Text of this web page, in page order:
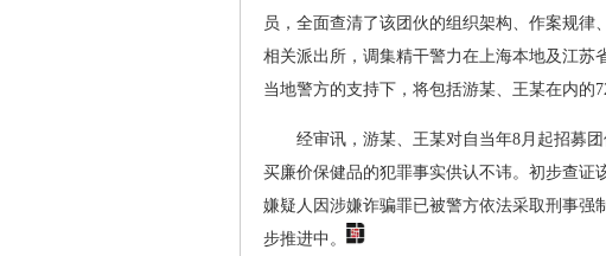
员，全面查清了该团伙的组织架构、作案规
相关派出所，调集精干警力在上海本地及江苏
当地警方的支持下，将包括游某、王某在内的
经审讯，游某、王某对自当年8月起招募
买廉价保健品的犯罪事实供认不讳。初步查证
嫌疑人因涉嫌诈骗罪已被警方依法采取刑事强
步推进中。